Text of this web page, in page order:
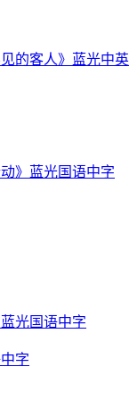
的客人》蓝光中
》蓝光国语中字
光国语中字
字